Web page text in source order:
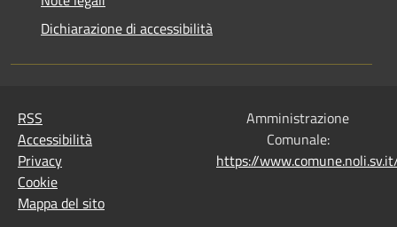
Dichiarazione di accessibilità
RSS
Accessibilità
Privacy
Cookie
Mappa del sito
Amministrazione
Comunale:
https://